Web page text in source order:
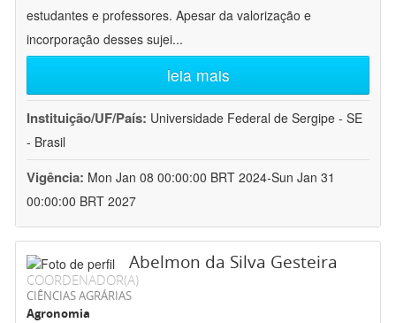
estudantes e professores. Apesar da valorização e
incorporação desses sujei...
leia mais
Instituição/UF/País: Universidade Federal de Sergipe - SE
- Brasil
Vigência: Mon Jan 08 00:00:00 BRT 2024-Sun Jan 31
00:00:00 BRT 2027
Abelmon da Silva Gesteira
COORDENADOR(A)
CIÊNCIAS AGRÁRIAS
Agronomia